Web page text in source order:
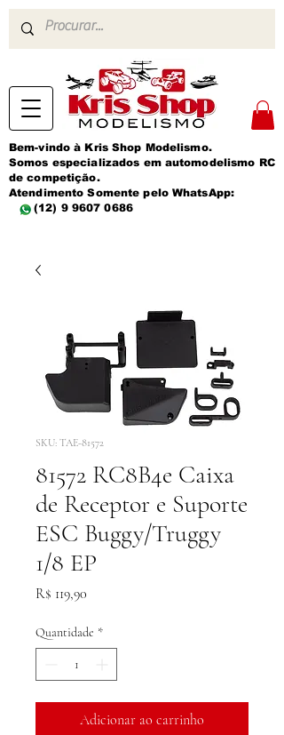
Bem-vindo à Kris Shop Modelismo.
Somos especializados em automodelismo RC
de competição.
Atendimento Somente pelo WhatsApp:
(12) 9 9607 0686
SKU: TAE-81572
81572 RC8B4e Caixa
de Receptor e Suporte
ESC Buggy/Truggy
1/8 EP
R$ 119,90
Quantidade *
Adicionar ao carrinho